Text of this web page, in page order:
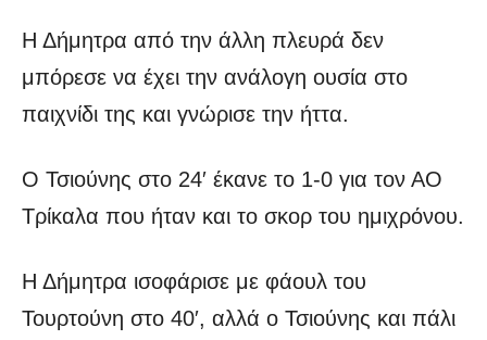
Η Δήμητρα από την άλλη πλευρά δεν
μπόρεσε να έχει την ανάλογη ουσία στο
παιχνίδι της και γνώρισε την ήττα.
Ο Τσιούνης στο 24′ έκανε το 1-0 για τον ΑΟ
Τρίκαλα που ήταν και το σκορ του ημιχρόνου.
Η Δήμητρα ισοφάρισε με φάουλ του
Τουρτούνη στο 40′, αλλά ο Τσιούνης και πάλι